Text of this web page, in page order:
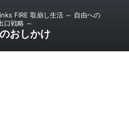
FIRE 取崩し生活 ～ 自由への
口戦略 ～
おしかけ